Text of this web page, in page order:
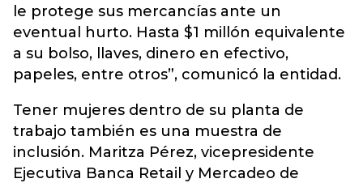
le protege sus mercancías ante un
eventual hurto. Hasta $1 millón equivalente
a su bolso, llaves, dinero en efectivo,
papeles, entre otros”, comunicó la entidad.
Tener mujeres dentro de su planta de
trabajo también es una muestra de
inclusión. Maritza Pérez, vicepresidente
Ejecutiva Banca Retail y Mercadeo de